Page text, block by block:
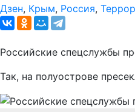
Дзен, Крым, Россия,
Российские спецслужбы
Так, на полуострове